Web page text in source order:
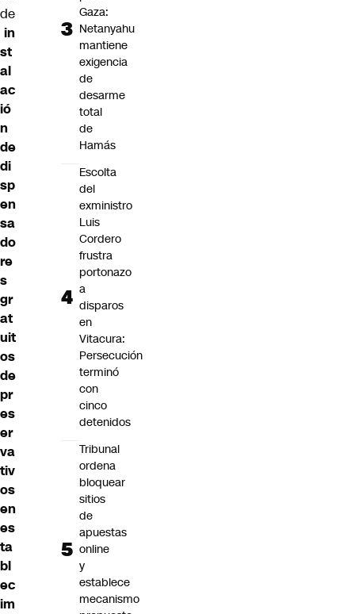
de
in
st
al
ac
ió
n
de
di
sp
en
sa
do
re
s
gr
at
uit
os
de
pr
es
er
va
tiv
os
en
es
ta
bl
ec
im
Gaza:
Netanyahu
mantiene
exigencia
de
desarme
total
de
Hamás
Escolta
del
exministro
Luis
Cordero
frustra
portonazo
a
disparos
en
Vitacura:
Persecución
terminó
con
cinco
detenidos
Tribunal
ordena
bloquear
sitios
de
apuestas
online
y
establece
mecanismo